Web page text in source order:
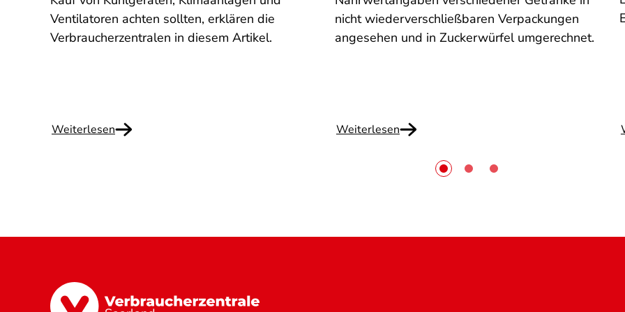
Ventilatoren achten sollten, erklären die
Verbraucherzentralen in diesem Artikel.
Weiterlesen
nicht wiederverschließbaren Verpackungen
angesehen und in Zuckerwürfel umgerechnet.
Weiterlesen